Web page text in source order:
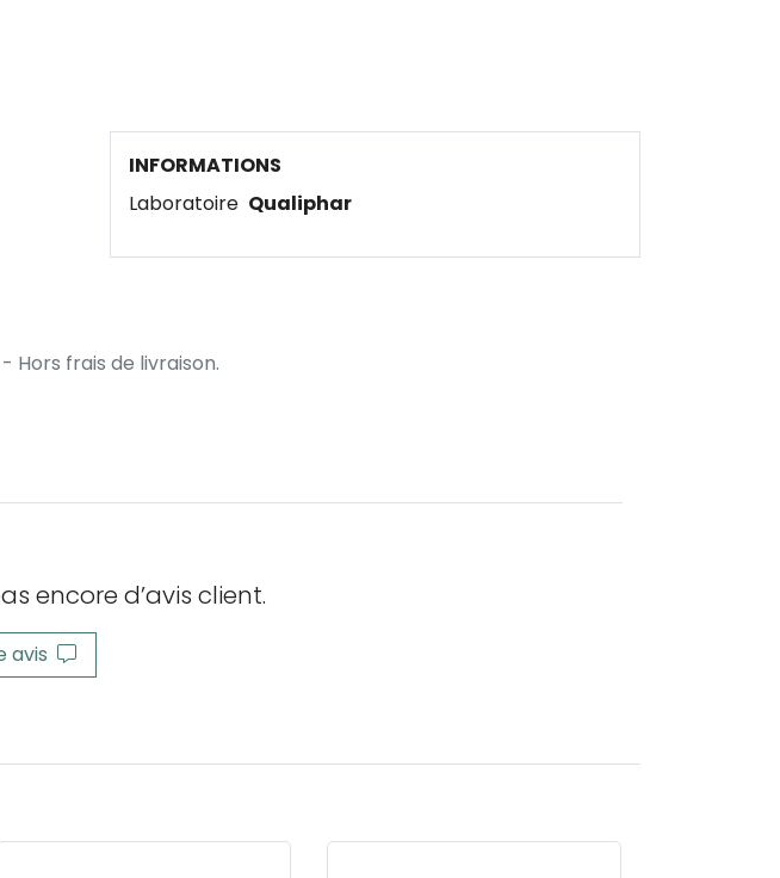
INFORMATIONS
Laboratoire Qualiphar
Hors frais de livraison.
encore d’avis client.
avis